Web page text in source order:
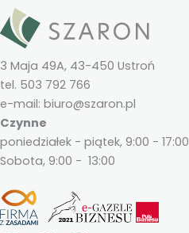
3 Maja 49A, 43-450 Ustroń
tel. 503 792 766
e-mail: biuro@szaron.pl
Czynne
poniedziałek - piątek, 9:00 - 17:00
Sobota, 9:00 - 13:00